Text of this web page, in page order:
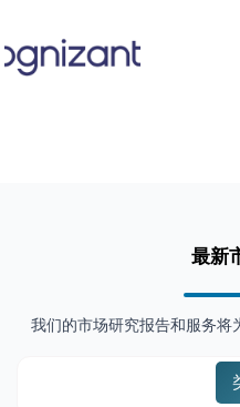
最新
我们的市场研究报告和服务将